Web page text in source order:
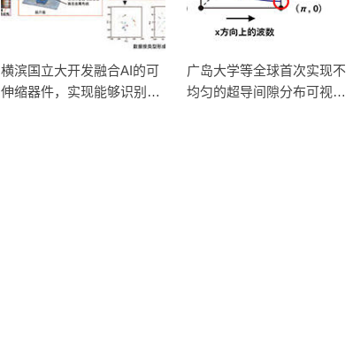
横滨国立大开发融合AI的可
伸缩器件，实现能够识别动
广岛大学等全球首次实现不
均匀的超导间隙分布可视